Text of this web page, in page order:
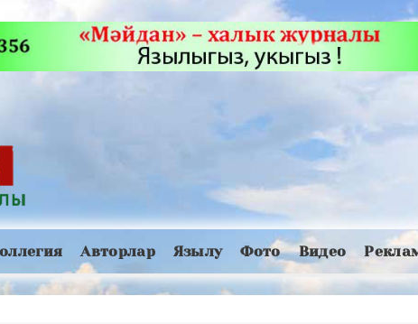
Авторлар Язылу Фото Видео